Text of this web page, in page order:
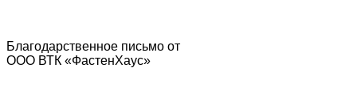
Благодарственное письмо от
ООО ВТК «ФастенХаус»